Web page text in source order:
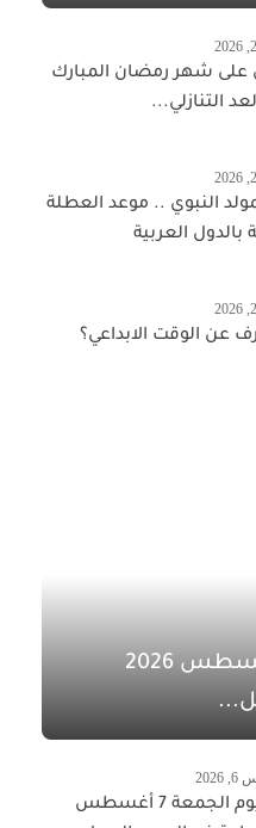
على شهر رمضان المبارك
النبوي .. موعد العطلة
بالدول العربية
عن الوقت الابداعي؟
أبراج اليوم السبت 8 أغسطس 2026
أبراج اليوم الجمعة 7 أغسطس